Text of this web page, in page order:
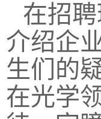
在招
介绍企
生们的
在光学